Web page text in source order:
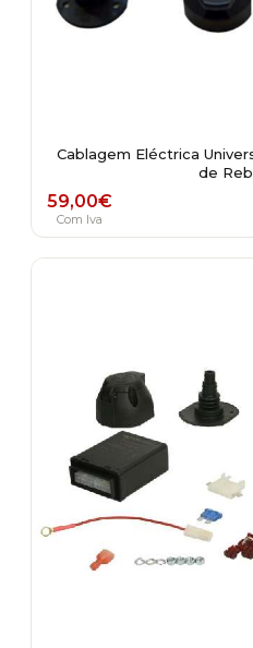
Cablagem Eléctrica
de
59,00€
Com Iva